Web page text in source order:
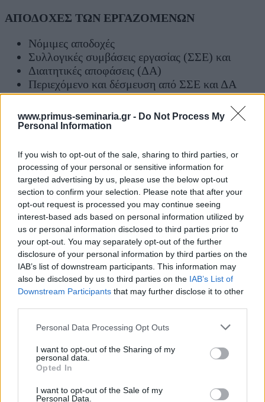
www.primus-seminaria.gr - Do Not Process My
Personal Information
If you wish to opt-out of the sale, sharing to third parties, or
processing of your personal or sensitive information for
targeted advertising by us, please use the below opt-out
section to confirm your selection. Please note that after your
opt-out request is processed you may continue seeing
interest-based ads based on personal information utilized by
us or personal information disclosed to third parties prior to
your opt-out. You may separately opt-out of the further
disclosure of your personal information by third parties on the
IAB’s list of downstream participants. This information may
also be disclosed by us to third parties on the IAB’s List of
Downstream Participants that may further disclose it to other
Please note that this website/app uses one or more Google
not limited to your visit or usage behaviour. You may click to
grant or deny consent to Google and its third-party tags to
use your data for below specified purposes in below Google
consent section.
Personal Data Processing Opt Outs
I want to opt-out of the Sharing of my
personal data.
Opted In
I want to opt-out of the Sale of my
Personal Data.
ΑΠΟΔΟΧΕΣ ΤΩΝ ΕΡΓΑΖΟΜΕΝΩΝ
Νόμιμες αποδοχές
Συλλογικές συμβάσεις εργασίας (ΣΣΕ) και
Διαιτητικές αποφάσεις (ΔΑ)
Περιεχόμενο και δέσμευση από ΣΣΕ και ΔΑ
Εθνική Γενική ΣΣΕ- Νομοθετημένες
Αποδοχές
Είδη ΣΣΕ και ΔΑ
ομοιοεπαγγελματικές
επιχειρησιακές
Έννοια αποδοχών και διακρίσεις
Πρόσθετες και τακτικές αποδοχές
Οικειοθελείς αποδοχές bonus , prim κλπ
Συμψηφισμός ανωτέρων αποδοχών με λοιπές
παροχές
Επιδόματα:
Προϋπηρεσίας / πάγωμα καταβολής
Γάμου
Επικίνδυνης εργασίας
Μειώσεις αποδοχών